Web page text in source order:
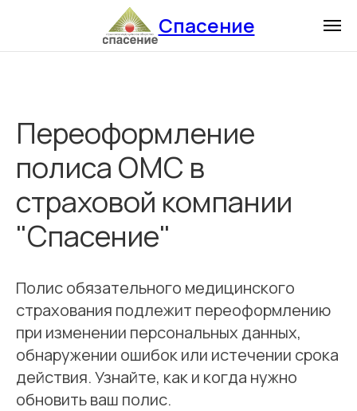
Спасение
Переоформление
полиса ОМС в
страховой компании
"Спасение"
Полис обязательного медицинского
страхования подлежит переоформлению
при изменении персональных данных,
обнаружении ошибок или истечении срока
действия. Узнайте, как и когда нужно
обновить ваш полис.